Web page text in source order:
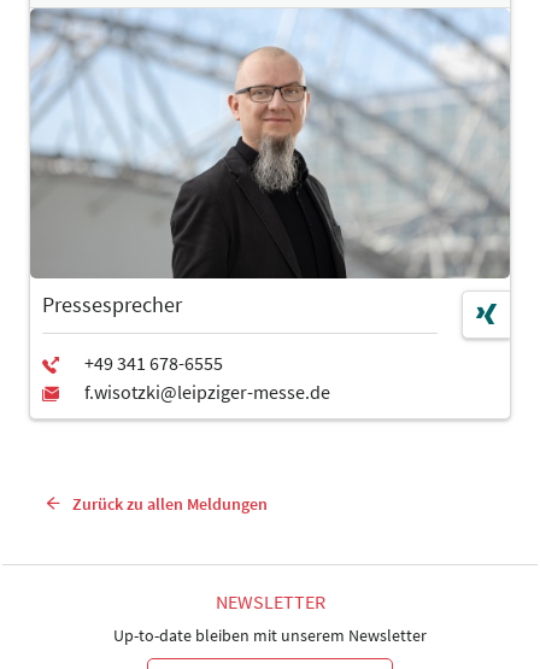
Pressesprecher
Zurück zu allen Meldungen
NEWSLETTER
Up-to-date bleiben mit unserem Newsletter